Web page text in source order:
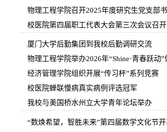
物理工程学院召开2025年度研究生党支部
校医院第四届职工代表大会第三次会议召开
厦门大学后勤集团到我校后勤调研交流
物理工程学院举办2026年“Shine·青春跃动
经济管理学院组织开展“传习杯”系列竞赛
校医院蝉联慢病真实病例评选冠军
我校与美国桥水州立大学青年论坛举办
“数焕希望，智胜未来”第四届数学文化节